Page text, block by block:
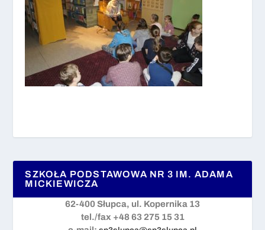
SZKOŁA PODSTAWOWA NR 3 IM. ADAMA
MICKIEWICZA
62-400 Słupca, ul. Kopernika 13
tel./fax +48 63 275 15 31